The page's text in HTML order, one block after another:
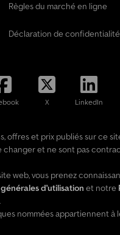
Règles du marché en ligne
Déclaration de confidentialité
X LinkedIn
offres et prix publiés sur ce
changer et ne sont pas
web, vous prenez
d'utilisation et notre
.
nommées appartiennent à